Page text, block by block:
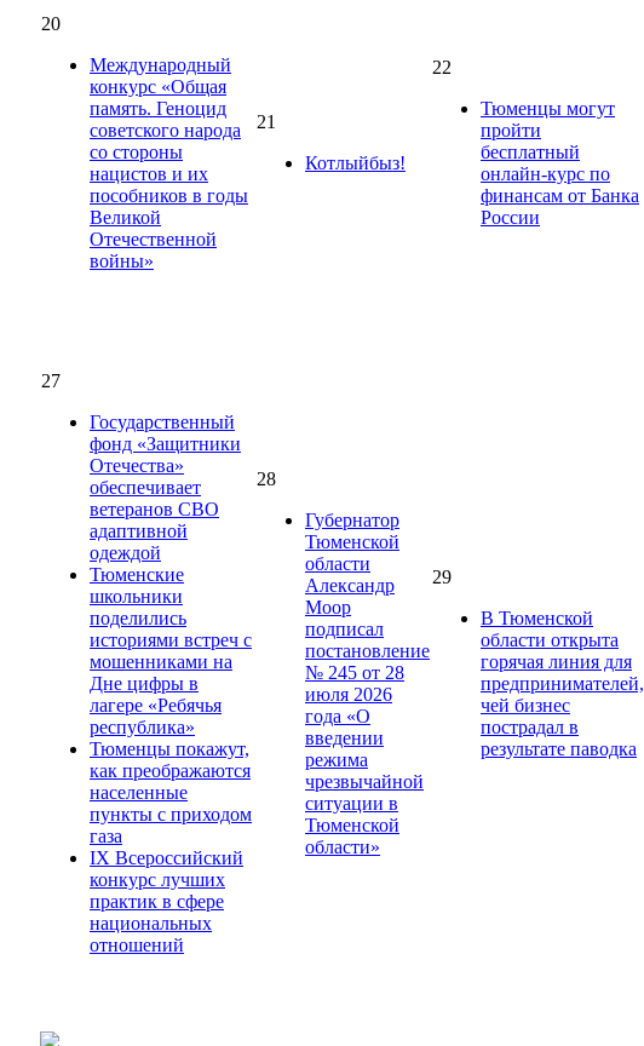
20
Международный
конкурс «Общая
память. Геноцид
советского народа
со стороны
нацистов и их
пособников в годы
Великой
Отечественной
войны»
21
Котлыйбыз!
22
Тюменцы могут
пройти
бесплатный
онлайн-курс по
финансам от Банка
России
27
Государственный
фонд «Защитники
Отечества»
обеспечивает
ветеранов СВО
адаптивной
одеждой
Тюменские
школьники
поделились
историями встреч с
мошенниками на
Дне цифры в
лагере «Ребячья
республика»
Тюменцы покажут,
как преображаются
населенные
пункты с приходом
газа
IХ Всероссийский
конкурс лучших
практик в сфере
национальных
отношений
28
Губернатор
Тюменской
области
Александр
Моор
подписал
постановление
№ 245 от 28
июля 2026
года «О
введении
режима
чрезвычайной
ситуации в
Тюменской
области»
29
В Тюменской
области открыта
горячая линия для
предпринимателей,
чей бизнес
пострадал в
результате паводка